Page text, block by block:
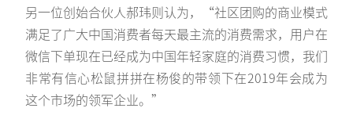
另一位创始合伙人郝玮则认为，“社区团购的商业模式
满足了广大中国消费者每天最主流的消费需求，用户在
微信下单现在已经成为中国年轻家庭的消费习惯，我们
非常有信心松鼠拼拼在杨俊的带领下在2019年会成为
这个市场的领军企业。”